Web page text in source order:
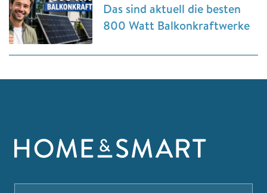
Das sind aktuell die besten
800 Watt Balkonkraftwerke